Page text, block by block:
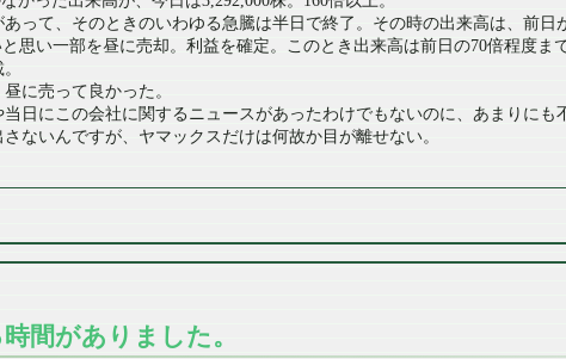
って、そのときのいわゆる急騰は半日で終了。その時の出来高は、前日
思い一部を昼に売却。利益を確定。このとき出来高は前日の70倍程度
に売って良かった。
日にこの会社に関するニュースがあったわけでもないのに、あまりにも
ないんですが、ヤマックスだけは何故か目が離せない。
間がありました。